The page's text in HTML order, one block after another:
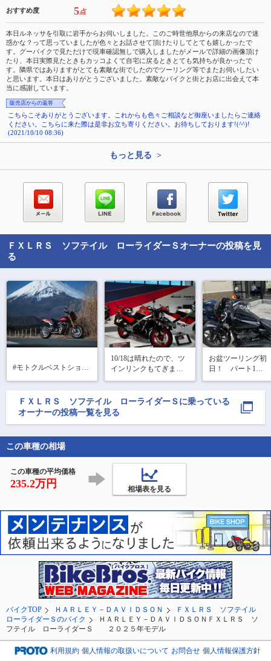
おすすめ度 5点
本日ルネッサを引取に岩手からお伺いしました。このご時世他県からの来店なので迷
惑かな？って思っていましたが色々とお話させて頂けたりしてとても嬉しかったで
す。グーバイクで見ただけで現車確認無しで購入しましたがメールで詳細の画像頂け
たり、本日実際見たときもカッコよくて自宅に戻るときとても気持ちが良かったで
す。隣県ではありますがとても素敵な街でしたのでツーリング等でまたお伺いしたい
と思います。本日はありがとうございました。素敵なバイクと街とお店に出会えて本
当に感謝しています。
販売店からの返答
こちらこそありがとうございます。これからも色々ご相談など御座いましたらご連絡
ください。こちらに来た際は是非お立ち寄りください。お待ちしております!(^^)!
(2021/10/10 08:36)
もっと見る >
ＦＸＬＲＳ ソフテイル ローライダーＳ オーナーの投稿を見
る
#モトクルベストショッ
10/18は晴れたので、ツ
インリンクもてぎまで
ツーリング
ホンダコレクションで
は、80年代のバリバリ
マシンである、
お盆ツーリング初
日！　パート1
今回はなるべく下
で！って事で
朝6時に出発して
にしお岡ノ山で朝
ＦＸＬＲＳ ソフテイル ローライダーＳ に乗っている
オーナーの投稿一覧を見る
この車種の相場
この車種の平均価格
235.2万円 相場表を見る
バイクTOP ＨＡＲＬＥＹ－ＤＡＶＩＤＳＯＮ
ＦＸＬＲＳ ソフテイル
ローライダーＳのバイク
ＨＡＲＬＥＹ－ＤＡＶＩＤＳＯＮＦＸＬＲＳ ソ
フテイル ローライダーＳ ２０２５年モデル
利用規約 個人情報の取扱いについて お問合せ 個人情報保護方針